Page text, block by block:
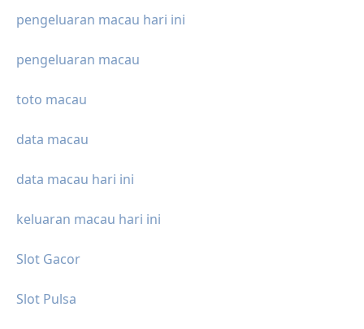
pengeluaran macau hari ini
pengeluaran macau
toto macau
data macau
data macau hari ini
keluaran macau hari ini
Slot Gacor
Slot Pulsa